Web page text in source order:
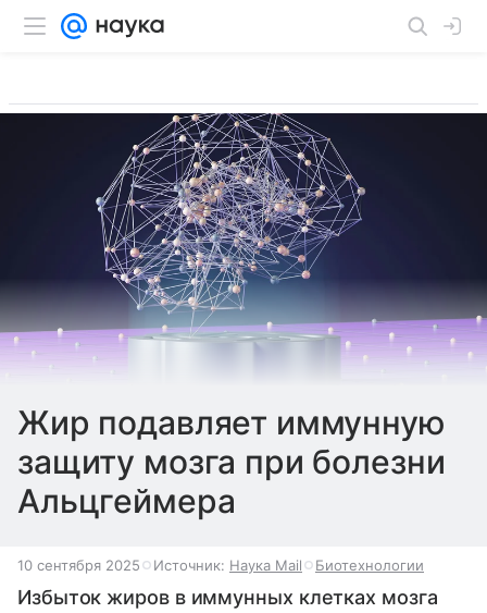
Жир подавляет иммунную
защиту мозга при болезни
Альцгеймера
10 сентября 2025 Источник: Наука Mail Биотехнологии
Избыток жиров в иммунных клетках мозга